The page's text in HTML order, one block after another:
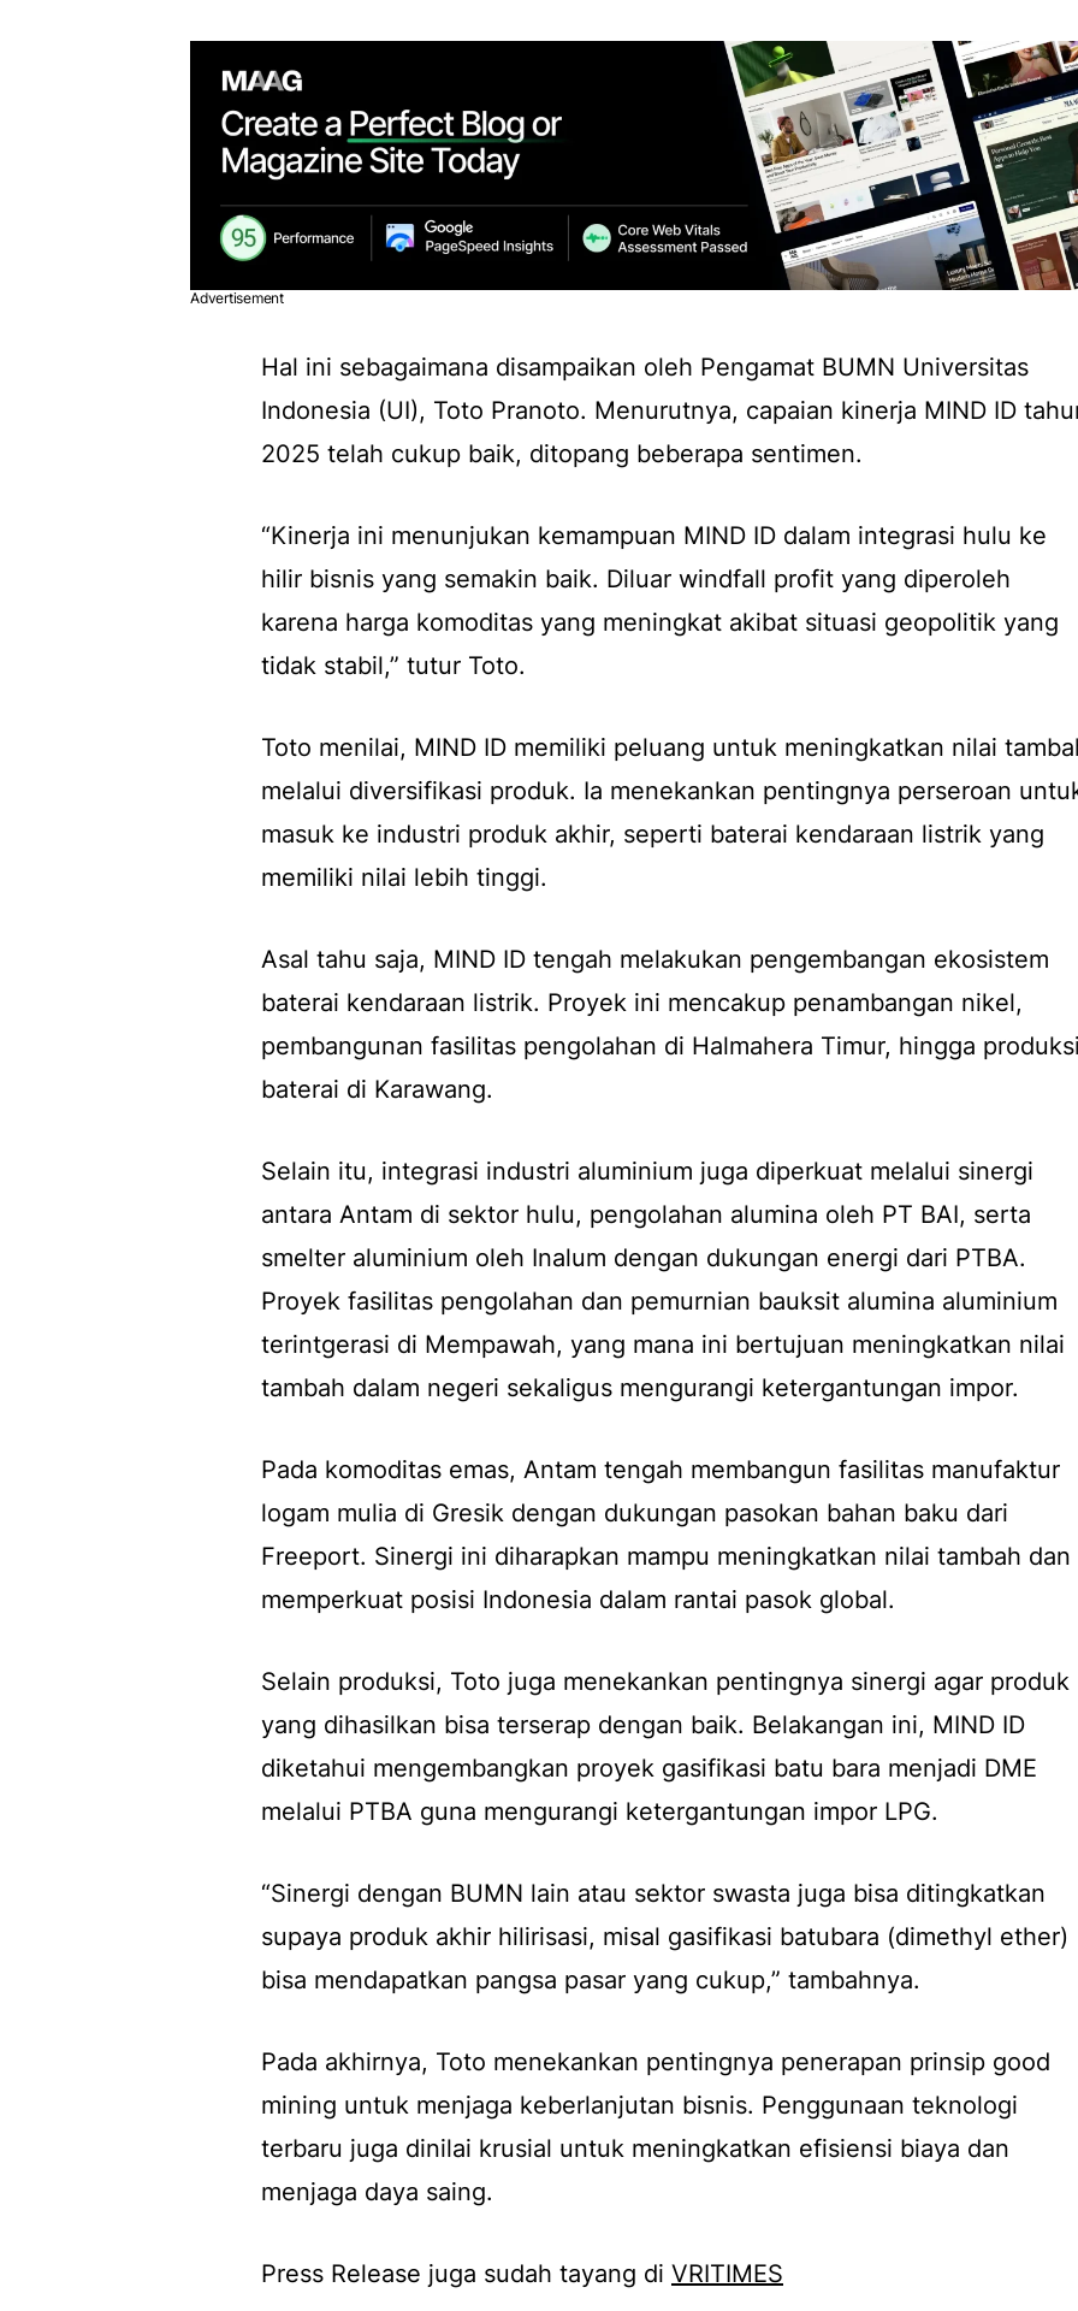
Advertisement
Hal ini sebagaimana disampaikan oleh Pengamat BUMN Universitas
Indonesia (UI), Toto Pranoto. Menurutnya, capaian kinerja MIND ID
2025 telah cukup baik, ditopang beberapa sentimen.
“Kinerja ini menunjukan kemampuan MIND ID dalam integrasi hulu ke
hilir bisnis yang semakin baik. Diluar windfall profit yang diperoleh
karena harga komoditas yang meningkat akibat situasi geopolitik yang
tidak stabil,” tutur Toto.
Toto menilai, MIND ID memiliki peluang untuk meningkatkan nilai
melalui diversifikasi produk. Ia menekankan pentingnya perseroan
masuk ke industri produk akhir, seperti baterai kendaraan listrik yang
memiliki nilai lebih tinggi.
Asal tahu saja, MIND ID tengah melakukan pengembangan ekosistem
baterai kendaraan listrik. Proyek ini mencakup penambangan nikel,
pembangunan fasilitas pengolahan di Halmahera Timur, hingga produksi
baterai di Karawang.
Selain itu, integrasi industri aluminium juga diperkuat melalui sinergi
antara Antam di sektor hulu, pengolahan alumina oleh PT BAI, serta
smelter aluminium oleh Inalum dengan dukungan energi dari PTBA.
Proyek fasilitas pengolahan dan pemurnian bauksit alumina aluminium
terintgerasi di Mempawah, yang mana ini bertujuan meningkatkan nilai
tambah dalam negeri sekaligus mengurangi ketergantungan impor.
Pada komoditas emas, Antam tengah membangun fasilitas manufaktur
logam mulia di Gresik dengan dukungan pasokan bahan baku dari
Freeport. Sinergi ini diharapkan mampu meningkatkan nilai tambah dan
memperkuat posisi Indonesia dalam rantai pasok global.
Selain produksi, Toto juga menekankan pentingnya sinergi agar produk
yang dihasilkan bisa terserap dengan baik. Belakangan ini, MIND ID
diketahui mengembangkan proyek gasifikasi batu bara menjadi DME
melalui PTBA guna mengurangi ketergantungan impor LPG.
“Sinergi dengan BUMN lain atau sektor swasta juga bisa ditingkatkan
supaya produk akhir hilirisasi, misal gasifikasi batubara (dimethyl ether)
bisa mendapatkan pangsa pasar yang cukup,” tambahnya.
Pada akhirnya, Toto menekankan pentingnya penerapan prinsip good
mining untuk menjaga keberlanjutan bisnis. Penggunaan teknologi
terbaru juga dinilai krusial untuk meningkatkan efisiensi biaya dan
menjaga daya saing.
Press Release juga sudah tayang di VRITIMES